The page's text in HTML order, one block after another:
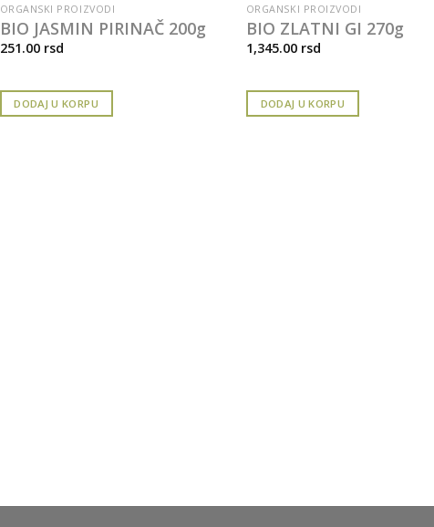
ORGANSKI PROIZVODI
BIO JASMIN PIRINAČ 200g
251.00 rsd
DODAJ U KORPU
ORGANSKI PROIZVODI
BIO ZLATNI GI 270g
1,345.00 rsd
DODAJ U KORPU